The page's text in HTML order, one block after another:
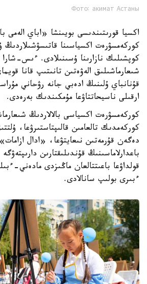
Фото: акимат Астаны
اكسيا قورىتىندىسى بويىنشا «اباي الەمى
كوركەمسۋرەت اكسياسىنا قاتىسۋشىلاردىڭ
كوپشىلىك نازارىنا ۇسىنىلادى. ءىس-
شىعارماشىلىق الەۋەتىن تانىتىپ قانا
قۇنانباي ۇلىنىڭ ادەبي جانە رۋحاني
ارقىلى ناسيحاتتاۋعا مۇمكىندىك بەرەدى.
كوركەمسۋرەت اكسياسى بالالاردىڭ
كوركەمدىك تالعامىن قالىپتاستىرۋعا،
دەگەن قۇرمەتىن نىعايتۋعا، «ادال
باعدارلاماسىنىڭ قۇندىلىقتارىن
قولداۋعا باعىتتالعان ماڭىزدى مادەني-
ءبىرى بولىپ سانالادى.